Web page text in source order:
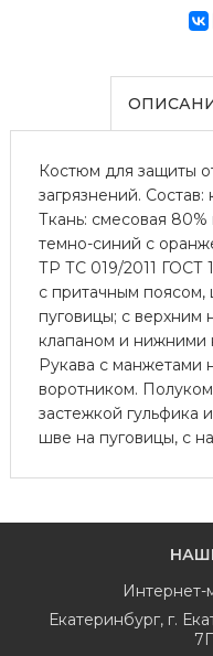
Костюм для защиты
загрязнений.
Ткань: смесовая 80%
темно-синий с
ТР ТС 019/2011 ГОСТ
с притачным поясом,
пуговицы; с верхним
клапаном и нижними
Рукава с манжетами
воротником.
застежкой гульфика
шве на пуговицы, с
Интернет-
Екатеринбург, г.